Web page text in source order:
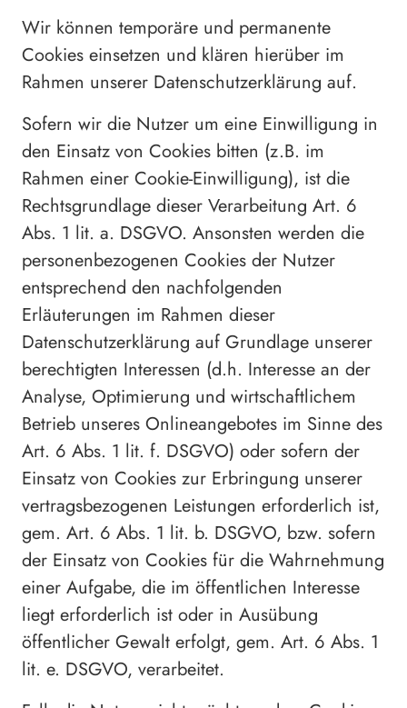
Wir können temporäre und permanente
Cookies einsetzen und klären hierüber im
Rahmen unserer Datenschutzerklärung auf.
Sofern wir die Nutzer um eine Einwilligung in
den Einsatz von Cookies bitten (z.B. im
Rahmen einer Cookie-Einwilligung), ist die
Rechtsgrundlage dieser Verarbeitung Art. 6
Abs. 1 lit. a. DSGVO. Ansonsten werden die
personenbezogenen Cookies der Nutzer
entsprechend den nachfolgenden
Erläuterungen im Rahmen dieser
Datenschutzerklärung auf Grundlage unserer
berechtigten Interessen (d.h. Interesse an der
Analyse, Optimierung und wirtschaftlichem
Betrieb unseres Onlineangebotes im Sinne des
Art. 6 Abs. 1 lit. f. DSGVO) oder sofern der
Einsatz von Cookies zur Erbringung unserer
vertragsbezogenen Leistungen erforderlich ist,
gem. Art. 6 Abs. 1 lit. b. DSGVO, bzw. sofern
der Einsatz von Cookies für die Wahrnehmung
einer Aufgabe, die im öffentlichen Interesse
liegt erforderlich ist oder in Ausübung
öffentlicher Gewalt erfolgt, gem. Art. 6 Abs. 1
lit. e. DSGVO, verarbeitet.